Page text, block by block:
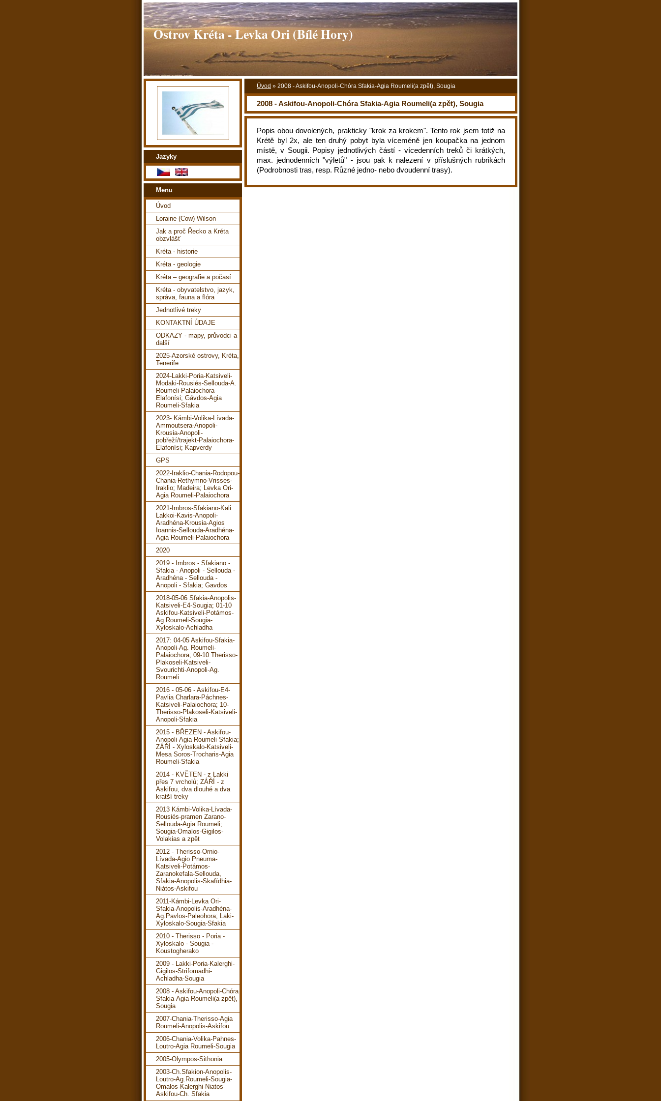
Ostrov Kréta - Levka Ori (Bílé Hory)
Úvod » 2008 - Askifou-Anopoli-Chóra Sfakia-Agia Roumeli(a zpět), Sougia
2008 - Askifou-Anopoli-Chóra Sfakia-Agia Roumeli(a zpět), Sougia
Popis obou dovolených, prakticky "krok za krokem". Tento rok jsem totiž na
Krétě byl 2x, ale ten druhý pobyt byla víceméně jen koupačka na jednom
místě, v Sougii. Popisy jednotlivých částí - vícedenních treků či krátkých,
max. jednodenních "výletů" - jsou pak k nalezení v příslušných rubrikách
(Podrobnosti tras, resp. Různé jedno- nebo dvoudenní trasy).
Jazyky
Menu
Úvod
Loraine (Cow) Wilson
Jak a proč Řecko a Kréta
obzvlášť
Kréta - historie
Kréta - geologie
Kréta – geografie a počasí
Kréta - obyvatelstvo, jazyk,
správa, fauna a flóra
Jednotlivé treky
KONTAKTNÍ ÚDAJE
ODKAZY - mapy, průvodci a
další
2025-Azorské ostrovy, Kréta,
Tenerife
2024-Lakki-Poria-Katsiveli-
Modaki-Rousiés-Sellouda-A.
Roumeli-Palaiochora-
Elafonísi; Gávdos-Agia
Roumeli-Sfakia
2023- Kámbi-Volika-Lívada-
Ammoutsera-Anopoli-
Krousia-Anopoli-
pobřeží/trajekt-Palaiochora-
Elafonísi; Kapverdy
GPS
2022-Iraklio-Chania-Rodopou-
Chania-Rethymno-Vrisses-
Iraklio; Madeira; Levka Ori-
Agia Roumeli-Palaiochora
2021-Imbros-Sfakiano-Kali
Lakkoi-Kavis-Anopoli-
Aradhéna-Krousia-Agios
Ioannis-Sellouda-Aradhéna-
Agia Roumeli-Palaiochora
2020
2019 - Imbros - Sfakiano -
Sfakia - Anopoli - Sellouda -
Aradhéna - Sellouda -
Anopoli - Sfakia; Gavdos
2018-05-06 Sfakia-Anopolis-
Katsiveli-E4-Sougia; 01-10
Askifou-Katsiveli-Potámos-
Ag.Roumeli-Sougia-
Xyloskalo-Achladha
2017: 04-05 Askifou-Sfakia-
Anopoli-Ag. Roumeli-
Palaiochora; 09-10 Therisso-
Plakoseli-Katsiveli-
Svourichti-Anopoli-Ag.
Roumeli
2016 - 05-06 - Askifou-E4-
Pavlia Charlara-Páchnes-
Katsiveli-Palaiochora; 10-
Therisso-Plakoseli-Katsiveli-
Anopoli-Sfakia
2015 - BŘEZEN - Askifou-
Anopoli-Agia Roumeli-Sfakia;
ZÁŘÍ - Xyloskalo-Katsiveli-
Mesa Soros-Trocharis-Agia
Roumeli-Sfakia
2014 - KVĚTEN - z Lakki
přes 7 vrcholů; ZÁŘÍ - z
Askifou, dva dlouhé a dva
kratší treky
2013 Kámbi-Volika-Lívada-
Rousiés-pramen Zarano-
Sellouda-Agia Roumeli;
Sougia-Omalos-Gigilos-
Volakias a zpět
2012 - Therisso-Ornio-
Lívada-Agio Pneuma-
Katsiveli-Potámos-
Zaranokefala-Sellouda,
Sfakia-Anopolis-Skafídhia-
Niátos-Askifou
2011-Kámbi-Levka Ori-
Sfakia-Anopolis-Aradhéna-
Ag.Pavlos-Paleohora; Laki-
Xyloskalo-Sougia-Sfakia
2010 - Therisso - Poria -
Xyloskalo - Sougia -
Koustogherako
2009 - Lakki-Poria-Kalerghi-
Gigilos-Strifomadhi-
Achladha-Sougia
2008 - Askifou-Anopoli-Chóra
Sfakia-Agia Roumeli(a zpět),
Sougia
2007-Chania-Therisso-Agia
Roumeli-Anopolis-Askifou
2006-Chania-Volika-Pahnes-
Loutro-Agia Roumeli-Sougia
2005-Olympos-Sithonia
2003-Ch.Sfakion-Anopolis-
Loutro-Ag.Roumeli-Sougia-
Omalos-Kalerghi-Niatos-
Askifou-Ch. Sfakia